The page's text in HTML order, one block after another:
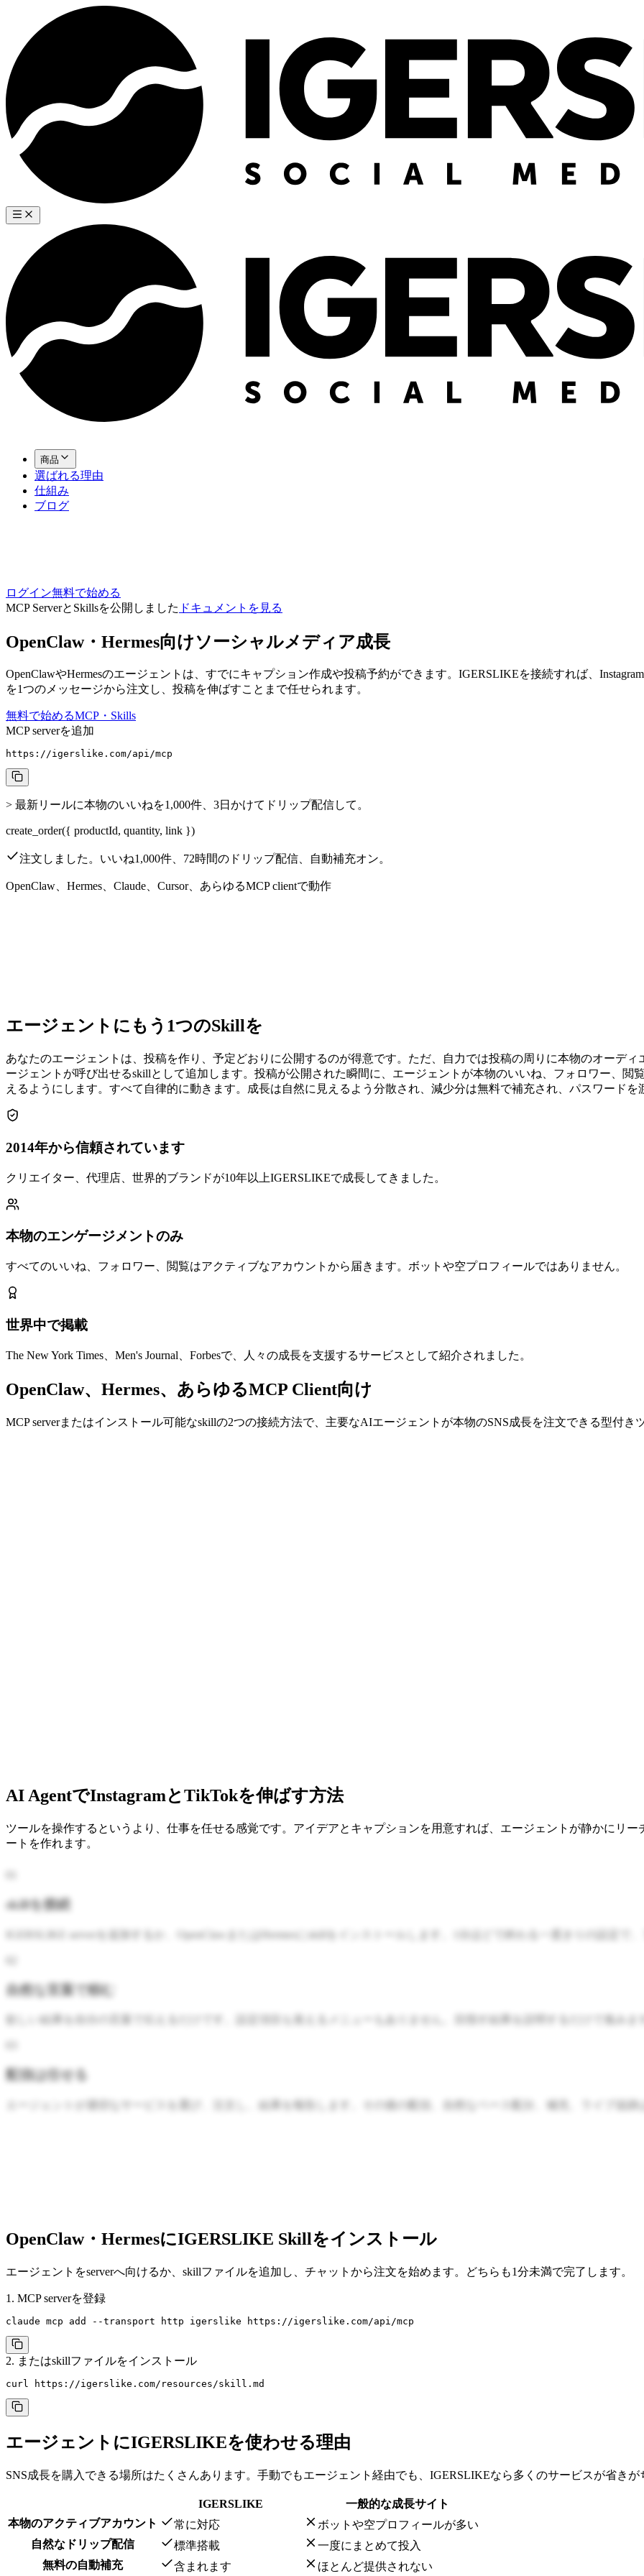
商品
選ばれる理由
仕組み
ブログ
ログイン無料で始める
MCP ServerとSkillsを公開しました ドキュメントを見る
OpenClaw・Hermes向けソーシャルメディア成長
OpenClawやHermesのエージェントは、すでにキャプション作成や投稿予約ができます。IGERSLIKEを接続すれば、
を1つのメッセージから注文し、投稿を伸ばすことまで任せられます。
無料で始めるMCP・Skills
MCP serverを追加
https://igerslike.com/api/mcp
> 最新リールに本物のいいねを1,000件、3日かけてドリップ配信して。
create_order({ productId, quantity, link })
注文しました。いいね1,000件、72時間のドリップ配信、自動補充オン。
OpenClaw、Hermes、Claude、Cursor、あらゆるMCP clientで動作
エージェントにもう1つのSkillを
あなたのエージェントは、投稿を作り、予定どおりに公開するのが得意です。ただ、自力では投稿の周りに本物のオーデ
ージェントが呼び出せるskillとして追加します。投稿が公開された瞬間に、エージェントが本物のいいね、フォロワー、閲
えるようにします。すべて自律的に動きます。成長は自然に見えるよう分散され、減少分は無料で補充され、パスワードを
2014年から信頼されています
クリエイター、代理店、世界的ブランドが10年以上IGERSLIKEで成長してきました。
本物のエンゲージメントのみ
すべてのいいね、フォロワー、閲覧はアクティブなアカウントから届きます。ボットや空プロフィールではありません。
世界中で掲載
The New York Times、Men's Journal、Forbesで、人々の成長を支援するサービスとして紹介されました。
OpenClaw、Hermes、あらゆるMCP Client向け
MCP serverまたはインストール可能なskillの2つの接続方法で、主要なAIエージェントが本物のSNS成長を注文できる型付き
AI AgentでInstagramとTikTokを伸ばす方法
ツールを操作するというより、仕事を任せる感覚です。アイデアとキャプションを用意すれば、エージェントが静かにリ
ートを作れます。
skillを接続
IGERSLIKE serverを追加するか、OpenClawまたはHermesにskillをインストールします。1分ほどで終わる一度きりの設定で
自然な言葉で頼む
配信は任せる
OpenClaw・HermesにIGERSLIKE Skillをインストール
エージェントをserverへ向けるか、skillファイルを追加し、チャットから注文を始めます。どちらも1分未満で完了します。
1. MCP serverを登録
claude mcp add --transport http igerslike https://igerslike.com/api/mcp
2. またはskillファイルをインストール
curl https://igerslike.com/resources/skill.md
エージェントにIGERSLIKEを使わせる理由
SNS成長を購入できる場所はたくさんあります。手動でもエージェント経由でも、IGERSLIKEなら多くのサービスが省きが
IGERSLIKE
一般的な成長サイト
本物のアクティブアカウント
常に対応
ボットや空プロフィールが多い
自然なドリップ配信
標準搭載
一度にまとめて投入
無料の自動補充
含まれます ほとんど提供されない